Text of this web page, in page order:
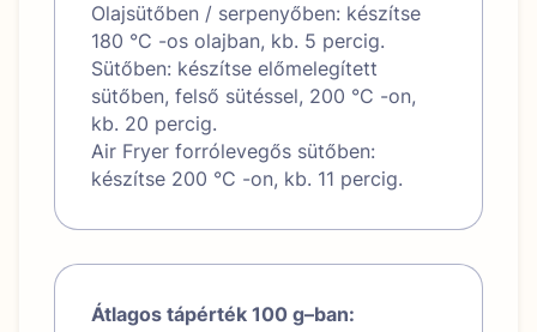
Olajsütőben / serpenyőben: készítse
180 °C -os olajban, kb. 5 percig.
Sütőben: készítse előmelegített
sütőben, felső sütéssel, 200 °C -on,
kb. 20 percig.
Air Fryer forrólevegős sütőben:
készítse 200 °C -on, kb. 11 percig.
Átlagos tápérték 100 g–ban: